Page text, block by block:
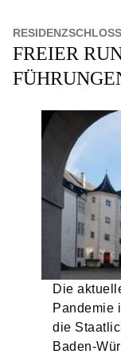
FREIER
Die
Pandemie
die
Baden-